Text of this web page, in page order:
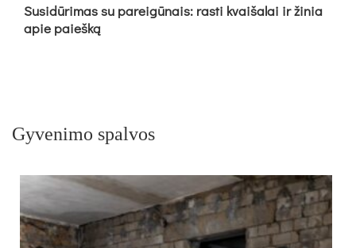
Su­si­dū­ri­mas su pa­rei­gū­nais: ras­ti kvai­ša­lai ir ži­nia
apie paieš­ką
Gyvenimo spalvos